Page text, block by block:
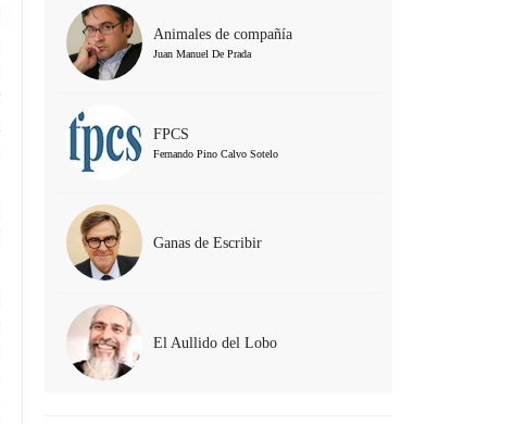
Animales de compañía
Juan Manuel De Prada
FPCS
Fernando Pino Calvo Sotelo
Ganas de Escribir
El Aullido del Lobo